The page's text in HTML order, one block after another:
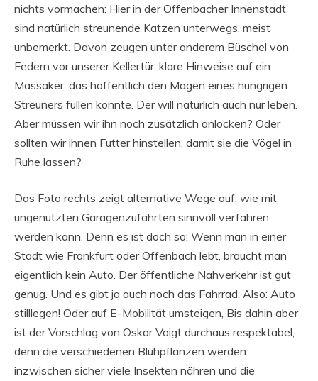
nichts vormachen: Hier in der Offenbacher Innenstadt
sind natürlich streunende Katzen unterwegs, meist
unbemerkt. Davon zeugen unter anderem Büschel von
Federn vor unserer Kellertür, klare Hinweise auf ein
Massaker, das hoffentlich den Magen eines hungrigen
Streuners füllen konnte. Der will natürlich auch nur leben.
Aber müssen wir ihn noch zusätzlich anlocken? Oder
sollten wir ihnen Futter hinstellen, damit sie die Vögel in
Ruhe lassen?
Das Foto rechts zeigt alternative Wege auf, wie mit
ungenutzten Garagenzufahrten sinnvoll verfahren
werden kann. Denn es ist doch so: Wenn man in einer
Stadt wie Frankfurt oder Offenbach lebt, braucht man
eigentlich kein Auto. Der öffentliche Nahverkehr ist gut
genug. Und es gibt ja auch noch das Fahrrad. Also: Auto
stilllegen! Oder auf E-Mobilität umsteigen, Bis dahin aber
ist der Vorschlag von Oskar Voigt durchaus respektabel,
denn die verschiedenen Blühpflanzen werden
inzwischen sicher viele Insekten nähren und die